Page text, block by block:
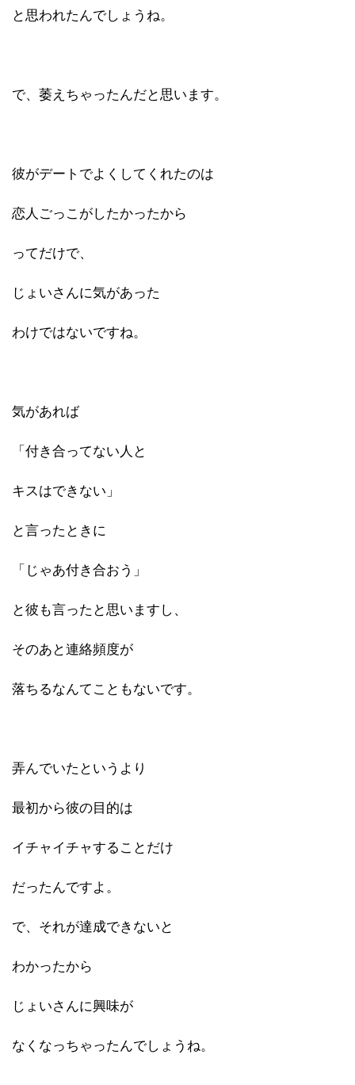
と思われたんでしょうね。
で、萎えちゃったんだと思います。
彼がデートでよくしてくれたのは
恋人ごっこがしたかったから
ってだけで、
じょいさんに気があった
わけではないですね。
気があれば
「付き合ってない人と
キスはできない」
と言ったときに
「じゃあ付き合おう」
と彼も言ったと思いますし、
そのあと連絡頻度が
落ちるなんてこともないです。
弄んでいたというより
最初から彼の目的は
イチャイチャすることだけ
だったんですよ。
で、それが達成できないと
わかったから
じょいさんに興味が
なくなっちゃったんでしょうね。